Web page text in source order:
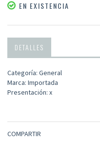
EN EXISTENCIA
DETALLES
Categoría: General
Marca: Importada
Presentación: x
COMPARTIR